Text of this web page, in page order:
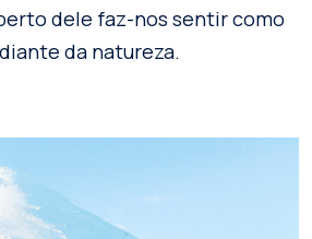
dele faz-nos sentir como
da natureza.